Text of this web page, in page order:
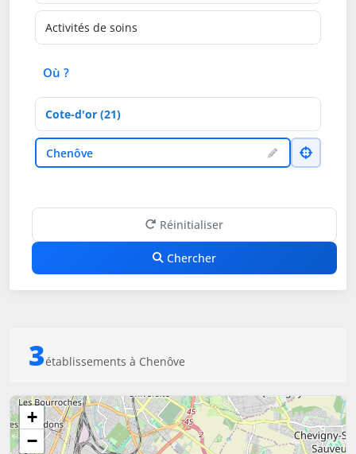
Activités de soins
Où ?
Département
VilleChenôve
Réinitialiser
Chercher
3établissements à Chenôve
+
−